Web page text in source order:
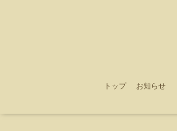
トップ お知らせ